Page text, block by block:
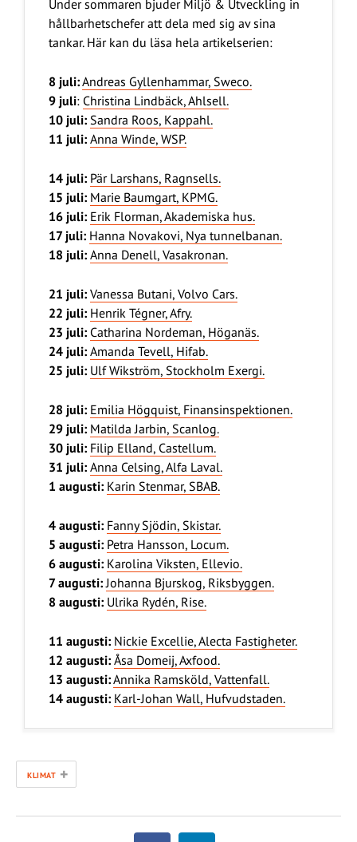
Under sommaren bjuder Miljö & Utveckling in
hållbarhetschefer att dela med sig av sina
tankar. Här kan du läsa hela artikelserien:
8 juli:Andreas Gyllenhammar, Sweco.
9 juli: Christina Lindbäck, Ahlsell.
10 juli: Sandra Roos, Kappahl.
11 juli: Anna Winde, WSP.
14 juli: Pär Larshans, Ragnsells.
15 juli: Marie Baumgart, KPMG.
16 juli: Erik Florman, Akademiska hus.
17 juli: Hanna Novakovi, Nya tunnelbanan.
18 juli: Anna Denell, Vasakronan.
21 juli: Vanessa Butani, Volvo Cars.
22 juli: Henrik Tégner, Afry.
23 juli: Catharina Nordeman, Höganäs.
24 juli: Amanda Tevell, Hifab.
25 juli: Ulf Wikström, Stockholm Exergi.
28 juli: Emilia Högquist, Finansinspektionen.
29 juli: Matilda Jarbin, Scanlog.
30 juli: Filip Elland, Castellum.
31 juli: Anna Celsing, Alfa Laval.
1 augusti: Karin Stenmar, SBAB.
4 augusti: Fanny Sjödin, Skistar.
5 augusti: Petra Hansson, Locum.
6 augusti: Karolina Viksten, Ellevio.
7 augusti:Johanna Bjurskog, Riksbyggen.
8 augusti: Ulrika Rydén, Rise.
11 augusti: Nickie Excellie, Alecta Fastigheter.
12 augusti: Åsa Domeij, Axfood.
13 augusti:Annika Ramsköld, Vattenfall.
14 augusti: Karl-Johan Wall, Hufvudstaden.
KLIMAT +